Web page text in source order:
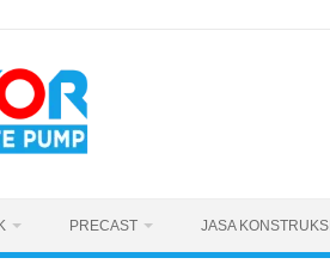
PRECAST JASA KONSTRUKSI